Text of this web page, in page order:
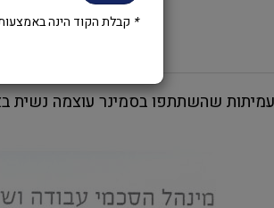
עוצמה נשית באילת 2019. אישור זה תקף במקומות עבודה המשויכים למרכז
* קבלת הקוד הינה